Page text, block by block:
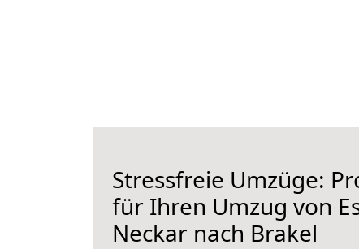
Stressfreie Umzüge:
für Ihren Umzug von
Neckar nach Brakel